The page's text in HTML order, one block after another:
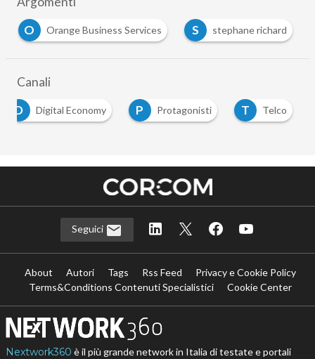
O
Orange Business Services S stephane richard
Canali
D
Digital Economy P Protagonisti T Telco
Seguici
About Autori Tags Rss Feed
Privacy e Cookie Policy
Terms&Conditions Contenuti Specialistici
Cookie Center
Nextwork360 è il più grande network in Italia di testate e portali